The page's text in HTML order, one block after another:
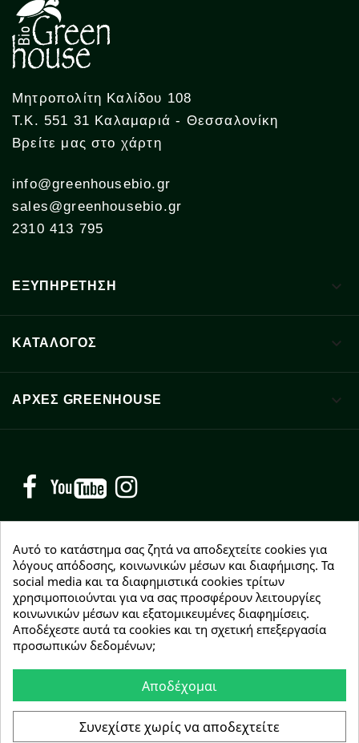
Μητροπολίτη Καλίδου 108
Τ.Κ. 551 31 Καλαμαριά - Θεσσαλονίκη
Βρείτε μας στο χάρτη
info@greenhousebio.gr
sales@greenhousebio.gr
2310 413 795
ΕΞΥΠΗΡΕΤΗΣΗ 
ΚΑΤΑΛΟΓΟΣ 
ΑΡΧΈΣ GREENHOUSE 
Facebook YouTube
NEWSLETTER
Εγγραφείτε δωρεάν και θα είστε οι πρώτοι που θα
λάβετε τα νέα μας γύρω από προσφορές, εκπτώσεις
και νέα προϊόντα.
Συμφωνώ με τουςόρους χρήσης
Αυτό το κατάστημα σας ζητά να αποδεχτείτε cookies για
λόγους απόδοσης, κοινωνικών μέσων και διαφήμισης. Τα
social media και τα διαφημιστικά cookies τρίτων
χρησιμοποιούνται για να σας προσφέρουν λειτουργίες
κοινωνικών μέσων και εξατομικευμένες διαφημίσεις.
Αποδέχεστε αυτά τα cookies και τη σχετική επεξεργασία
προσωπικών δεδομένων;
Αποδέχομαι
Συνεχίστε χωρίς να αποδεχτείτε